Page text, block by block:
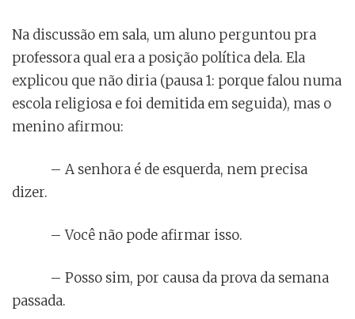
Na discussão em sala, um aluno perguntou pra
professora qual era a posição política dela. Ela
explicou que não diria (pausa 1: porque falou numa
escola religiosa e foi demitida em seguida), mas o
menino afirmou:
– A senhora é de esquerda, nem precisa
dizer.
– Você não pode afirmar isso.
– Posso sim, por causa da prova da semana
passada.